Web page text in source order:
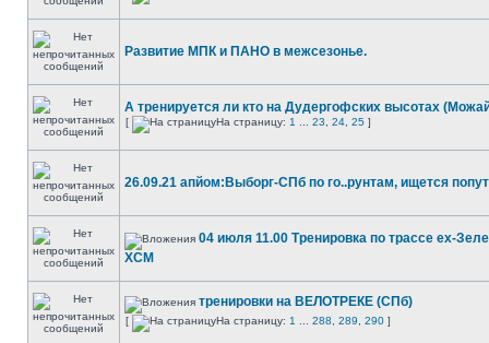
Развитие МПК и ПАНО в межсезонье.
А тренируется ли кто на Дудергофских высотах
[ На страницу: 1 23 24 25 ]
26.09.21 апйом:Выборг-СПб по го..рунтам, ищется
04 июля 11.00 Тренировка по трассе ех-
ХСМ
тренировки на ВЕЛОТРЕКЕ (СПб)
[ На страницу: 1 288 289 290 ]